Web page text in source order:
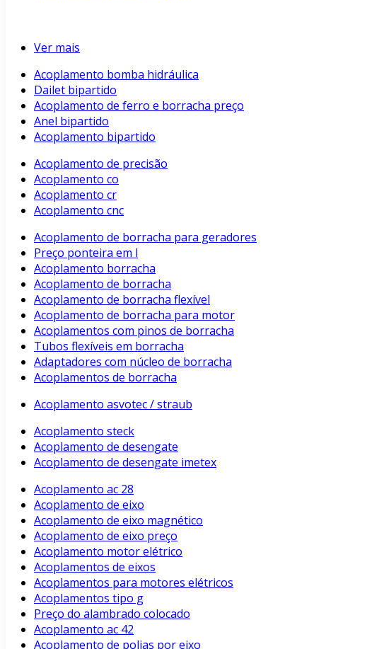
Ver mais
Acoplamento bomba hidráulica
Dailet bipartido
Acoplamento de ferro e borracha preço
Anel bipartido
Acoplamento bipartido
Acoplamento de precisão
Acoplamento co
Acoplamento cr
Acoplamento cnc
Acoplamento de borracha para geradores
Preço ponteira em l
Acoplamento borracha
Acoplamento de borracha
Acoplamento de borracha flexível
Acoplamento de borracha para motor
Acoplamentos com pinos de borracha
Tubos flexíveis em borracha
Adaptadores com núcleo de borracha
Acoplamentos de borracha
Acoplamento asvotec / straub
Acoplamento steck
Acoplamento de desengate
Acoplamento de desengate imetex
Acoplamento ac 28
Acoplamento de eixo
Acoplamento de eixo magnético
Acoplamento de eixo preço
Acoplamento motor elétrico
Acoplamentos de eixos
Acoplamentos para motores elétricos
Acoplamentos tipo g
Preço do alambrado colocado
Acoplamento ac 42
Acoplamento de polias por eixo